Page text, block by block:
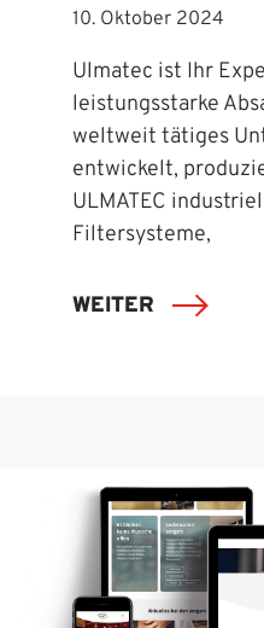
10. Oktober 2024
Ulmatec ist Ihr
leistungsstarke
weltweit tätiges
entwickelt,
ULMATEC
Filtersysteme,
WEITER